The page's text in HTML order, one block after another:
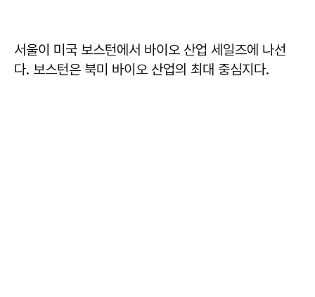
서울이 미국 보스턴에서 바이오 산업 세일즈에 나선
다. 보스턴은 북미 바이오 산업의 최대 중심지다.